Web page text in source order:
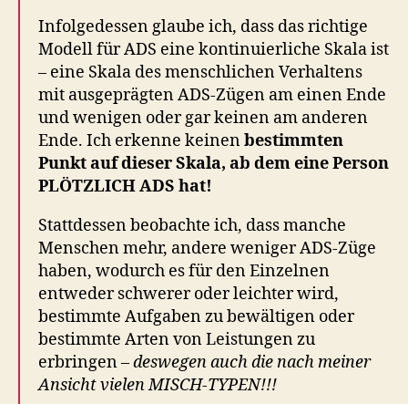
Infolgedessen glaube ich, dass das richtige
Modell für ADS eine kontinuierliche Skala ist
– eine Skala des menschlichen Verhaltens
mit ausgeprägten ADS-Zügen am einen Ende
und wenigen oder gar keinen am anderen
Ende. Ich erkenne keinenbestimmten
Punkt auf dieser Skala, ab dem eine Person
PLÖTZLICH ADS hat!
Stattdessen beobachte ich, dass manche
Menschen mehr, andere weniger ADS-Züge
haben, wodurch es für den Einzelnen
entweder schwerer oder leichter wird,
bestimmte Aufgaben zu bewältigen oder
bestimmte Arten von Leistungen zu
erbringen –deswegen auch die nach meiner
Ansicht vielen MISCH-TYPEN!!!